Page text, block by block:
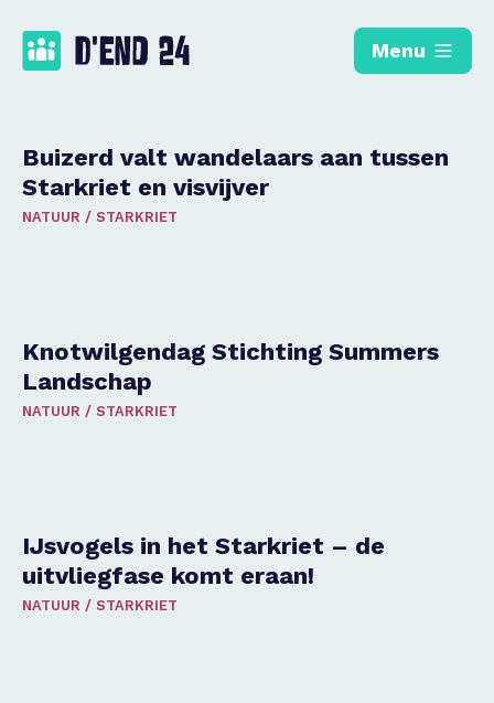
Menu
Buizerd valt wandelaars aan tussen
Starkriet en visvijver
NATUUR / STARKRIET
Knotwilgendag Stichting Summers
Landschap
NATUUR / STARKRIET
IJsvogels in het Starkriet – de
uitvliegfase komt eraan!
NATUUR / STARKRIET